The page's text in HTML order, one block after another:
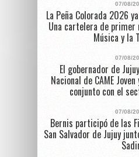
07/08/
La Peña Colorada 2026
Una cartelera de
Música y la
07/08/
El gobernador de
Nacional de CAME
conjunto con el
07/08/
Bernis participó de las
San Salvador de Jujuy